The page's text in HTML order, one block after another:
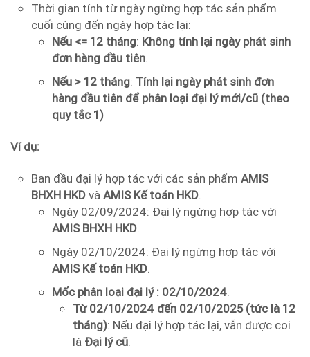
Thời gian tính từ ngày ngừng hợp tác sản phẩm
cuối cùng đến ngày hợp tác lại:
Nếu <= 12 tháng: Không tính lại ngày phát sinh
đơn hàng đầu tiên.
Nếu > 12 tháng: Tính lại ngày phát sinh đơn
hàng đầu tiên để phân loại đại lý mới/cũ (theo
quy tắc 1)
Ví dụ:
Ban đầu đại lý hợp tác với các sản phẩm AMIS
BHXH HKDvàAMIS Kế toán HKD.
Ngày 02/09/2024: Đại lý ngừng hợp tác với
AMIS BHXH HKD.
Ngày 02/10/2024: Đại lý ngừng hợp tác với
AMIS Kế toán HKD.
Mốc phân loại đại lý : 02/10/2024.
Từ 02/10/2024 đến 02/10/2025 (tức là 12
tháng): Nếu đại lý hợp tác lại, vẫn được coi
là Đại lý cũ.